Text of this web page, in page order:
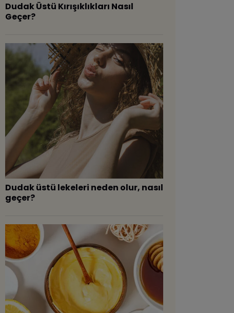
Dudak Üstü Kırışıklıkları Nasıl
Geçer?
Dudak üstü lekeleri neden olur, nasıl
geçer?